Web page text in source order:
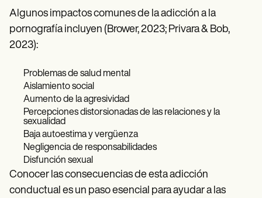
Algunos impactos comunes de la adicción a la
pornografía incluyen (Brower, 2023; Privara & Bob,
2023):
Problemas de salud mental
Aislamiento social
Aumento de la agresividad
Percepciones distorsionadas de las relaciones y la
sexualidad
Baja autoestima y vergüenza
Negligencia de responsabilidades
Disfunción sexual
Conocer las consecuencias de esta adicción
conductual es un paso esencial para ayudar a las